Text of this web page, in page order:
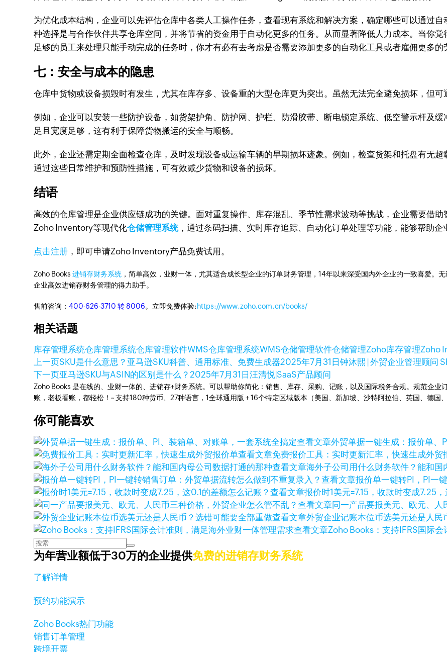
为优化成本结构，企业可以先评估仓库中各类人工操作任务，查看现有系统和解决方案，确定哪些可以通过
种选择是与合作伙伴共享仓库空间，并将节省的资金用于自动化更多的任务。从而显著降低人力成本。当你
足够的员工来处理只能手动完成的任务时，你才有必有去考虑是否需要添加更多的自动化工具或者雇佣更多的
七：安全与成本的隐患
仓库中货物或设备损毁时有发生，尤其在库存多、设备重的大型仓库更为突出。虽然无法完全避免损坏，但可
例如，企业可以安装一些防护设备，如货架护角、防护网、护栏、防滑胶带、断电锁定系统、低空警示杆及
足且宽度足够，这有利于保障货物搬运的安全与顺畅。
此外，企业还需定期全面检查仓库，及时发现设备或运输车辆的早期损坏迹象。例如，检查货架和托盘有无超
通过这些日常维护和预防性措施，可有效减少货物和设备的损坏。
结语
高效的仓库管理是企业供应链成功的关键。面对重复操作、库存混乱、季节性需求波动等挑战，企业需要借助
Zoho Inventory等现代化仓储管理系统，通过条码扫描、实时库存追踪、自动化订单处理等功能，能够帮助企
点击注册 ，即可申请Zoho Inventory产品免费试用。
Zoho Books进销存财务系统 ，简单高效，业财一体，尤其适合成长型企业的订单财务管理，14年以来深受国内外企业的一致喜爱。
企业高效进销存财务管理的得力助手。
售前咨询：400-626-3710 转 8006。立即免费体验:https://www.zoho.com.cn/books/
相关话题
库存管理系统仓库管理系统仓库管理软件WMS仓库管理系统WMS仓储管理软件仓储管理Zoho库存管理Zoho
上一页SKU是什么意思？亚马逊SKU科普、通用标准、免费生成器2025年7月31日钟沐熙 | 外贸企业管理顾问
下一页亚马逊SKU与ASIN的区别是什么？2025年7月31日汪清悦|SaaS产品顾问
Zoho Books 是在线的、业财一体的、进销存+财务系统。可以帮助你简化：销售、库存、采购、记账，以及国际税务合规。规范企
账，老板看账，都轻松！~ 支持180种货币、27种语言，1全球通用版 + 16个特定区域版本（美国、新加坡、沙特阿拉伯、英国、德国
你可能喜欢
查看文章外贸单据一键生成：报价单、
查看文章免费报价工具：实时更新汇率，快速生成外贸
查看文章海外子公司用什么财务软件？能和国
查看文章报价单一键转PI，PI一
查看文章报价时1美元=7.15，收款时变成7.25
查看文章同一产品要报美元、欧元、人
查看文章外贸企业记账本位币选美元还是人民
查看文章Zoho Books：支持IFRS国际
为年营业额低于30万的企业提供免费的进销存财务系统
了解详情
预约功能演示
Zoho Books热门功能
销售订单管理
跨境开票